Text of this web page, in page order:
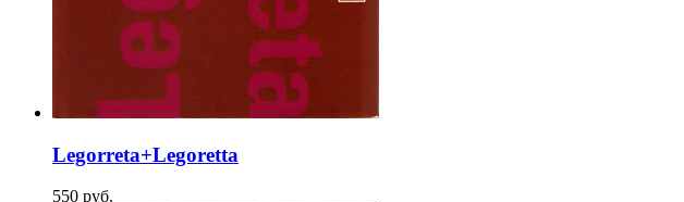
Legorreta+Legoretta
550 pуб.